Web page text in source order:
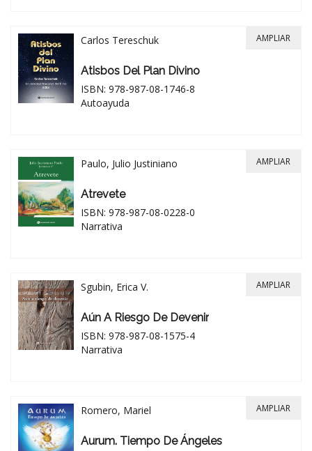
Carlos Tereschuk
Atisbos Del Plan Divino
ISBN: 978-987-08-1746-8
Autoayuda
AMPLIAR
Paulo, Julio Justiniano
Atrevete
ISBN: 978-987-08-0228-0
Narrativa
AMPLIAR
Sgubin, Erica V.
Aún A Riesgo De Devenir
ISBN: 978-987-08-1575-4
Narrativa
AMPLIAR
Romero, Mariel
Aurum. Tiempo De Ángeles
AMPLIAR